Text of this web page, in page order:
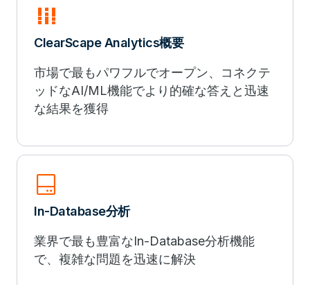
full_stacked_bar_chart
ClearScape Analytics概要
市場で最もパワフルでオープン、コネクテ
ッドなAI/ML機能でより的確な答えと迅速
な結果を獲得
hard_drive_2
In-Database分析
業界で最も豊富なIn-Database分析機能
で、複雑な問題を迅速に解決